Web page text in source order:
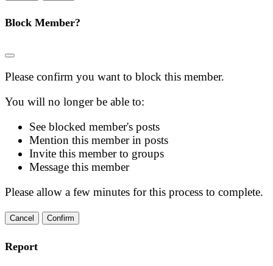
Block Member?
Please confirm you want to block this member.
You will no longer be able to:
See blocked member's posts
Mention this member in posts
Invite this member to groups
Message this member
Please allow a few minutes for this process to complete.
Confirm
Report